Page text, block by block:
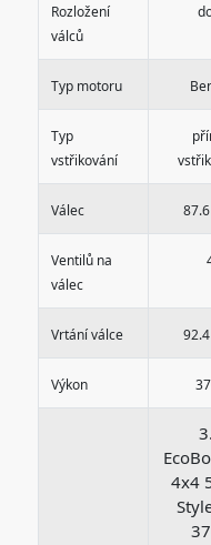
Rozložení
válců
Typ motoru
Typ
vstřikování
Válec
Ventilů na
válec
Vrtání válce
Výkon
4x4